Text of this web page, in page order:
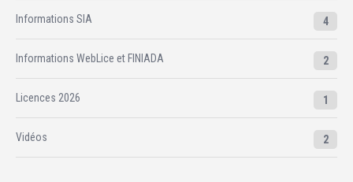
Informations SIA 4
Informations WebLice et FINIADA 2
Licences 2026 1
Vidéos 2